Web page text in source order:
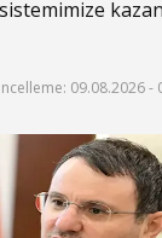
09.08.2026 -